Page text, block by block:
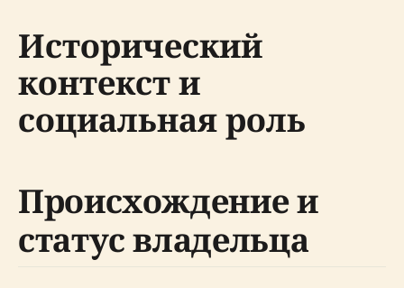
Исторический
контекст и
социальная роль
Происхождение и
статус владельца